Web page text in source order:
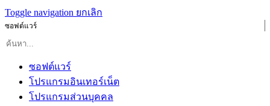
Toggle navigation ยกเลิก
ซอฟต์แวร์
ซอฟต์แวร์
โปรแกรมอินเทอร์เน็ต
โปรแกรมส่วนบุคคล